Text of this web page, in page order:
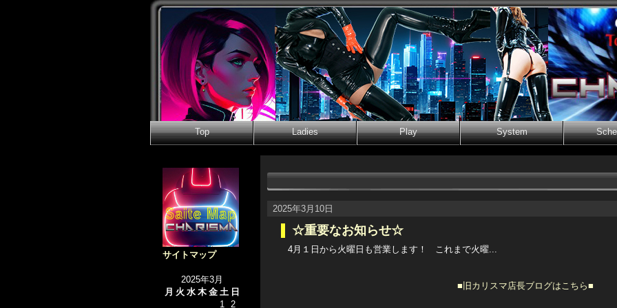
Top Ladies Play System
サイトマップ
2025年3月
月 火 水 木 金 土 日
1
2
2025年3月10日
☆重要なお知らせ☆
4月１日から火曜日も営業します！ これまで火曜...
■旧カリスマ店長ブログはこちら■